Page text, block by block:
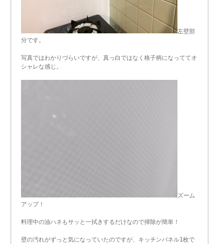
左壁部
分です。
写真ではわかりづらいですが、真っ白ではなく格子柄になっててオ
シャレな感じ。
ズーム
アップ！
料理中の油ハネもサッと一拭きするだけなので掃除が簡単！
壁の汚れがずっと気になっていたのですが、キッチンパネル1枚で